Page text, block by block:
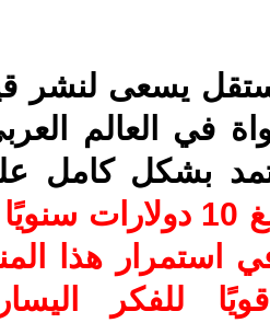
يسعى لنشر
في العالم
بشكل كامل
ساهم/ي معنا! بدعمكم بمبلغ 10 دولارات
استمرار هذا
للفكر